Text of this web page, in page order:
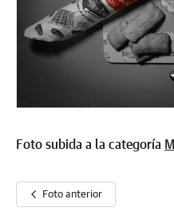
Foto subida a la categoría
Foto anterior